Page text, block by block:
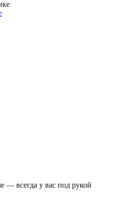
— всегда у вас под рукой